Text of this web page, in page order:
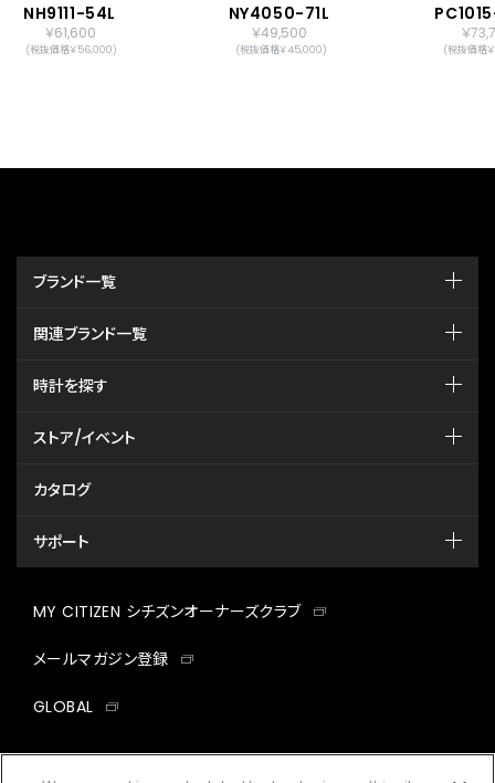
NH9111-54L
￥61,600
(税抜価格￥56,000)
NY4050-71L
￥49,500
(税抜価格￥45,000)
￥
(税抜価格
ブランド一覧
関連ブランド一覧
時計を探す
ストア/イベント
カタログ
サポート
MY CITIZEN シチズンオーナーズクラブ
メールマガジン登録
GLOBAL